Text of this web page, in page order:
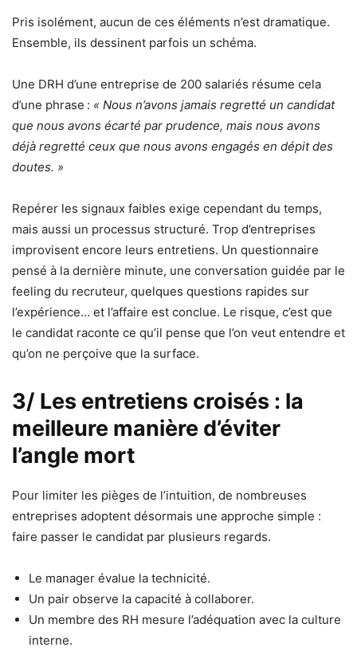
Pris isolément, aucun de ces éléments n’est dramatique.
Ensemble, ils dessinent parfois un schéma.
Une DRH d’une entreprise de 200 salariés résume cela
d’une phrase : « Nous n’avons jamais regretté un candidat
que nous avons écarté par prudence, mais nous avons
déjà regretté ceux que nous avons engagés en dépit des
doutes. »
Repérer les signaux faibles exige cependant du temps,
mais aussi un processus structuré. Trop d’entreprises
improvisent encore leurs entretiens. Un questionnaire
pensé à la dernière minute, une conversation guidée par le
feeling du recruteur, quelques questions rapides sur
l’expérience… et l’affaire est conclue. Le risque, c’est que
le candidat raconte ce qu’il pense que l’on veut entendre et
qu’on ne perçoive que la surface.
3/ Les entretiens croisés : la
meilleure manière d’éviter
l’angle mort
Pour limiter les pièges de l’intuition, de nombreuses
entreprises adoptent désormais une approche simple :
faire passer le candidat par plusieurs regards.
Le manager évalue la technicité.
Un pair observe la capacité à collaborer.
Un membre des RH mesure l’adéquation avec la culture
interne.